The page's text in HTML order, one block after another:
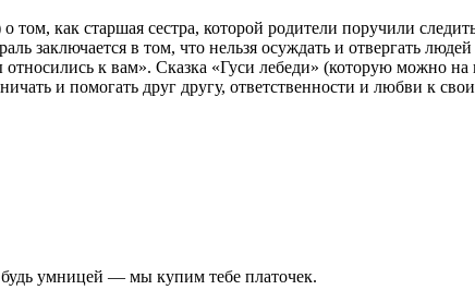
как старшая сестра, которой родители поручили
заключается в том, что нельзя осуждать и отвергать
к вам». Сказка «Гуси лебеди» (которую можно на
и помогать друг другу, ответственности и любви к
умницей — мы купим тебе платочек.